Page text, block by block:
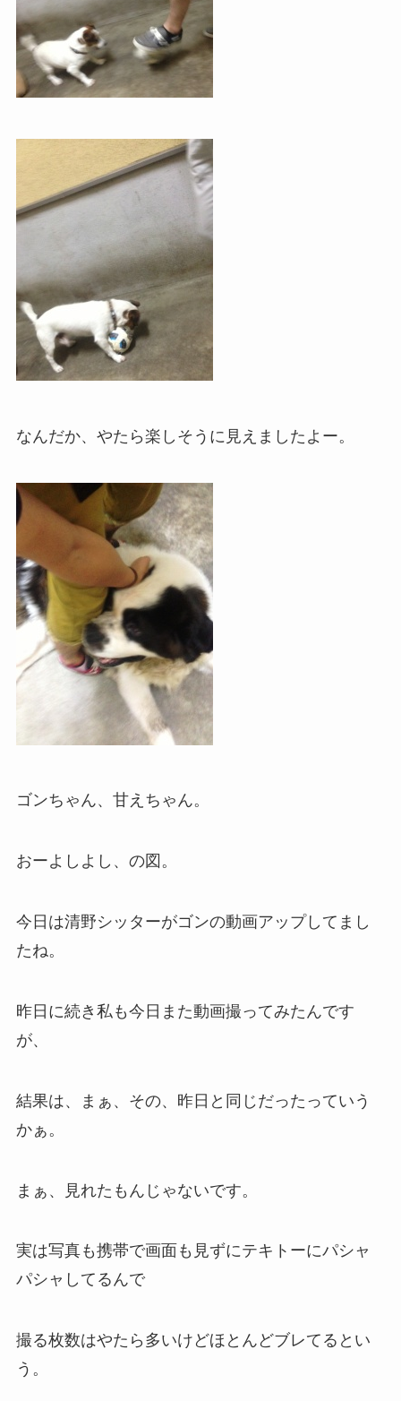
なんだか、やたら楽しそうに見えましたよー。
ゴンちゃん、甘えちゃん。
おーよしよし、の図。
今日は清野シッターがゴンの動画アップしてまし
たね。
昨日に続き私も今日また動画撮ってみたんです
が、
結果は、まぁ、その、昨日と同じだったっていう
かぁ。
まぁ、見れたもんじゃないです。
実は写真も携帯で画面も見ずにテキトーにパシャ
パシャしてるんで
撮る枚数はやたら多いけどほとんどブレてるとい
う。